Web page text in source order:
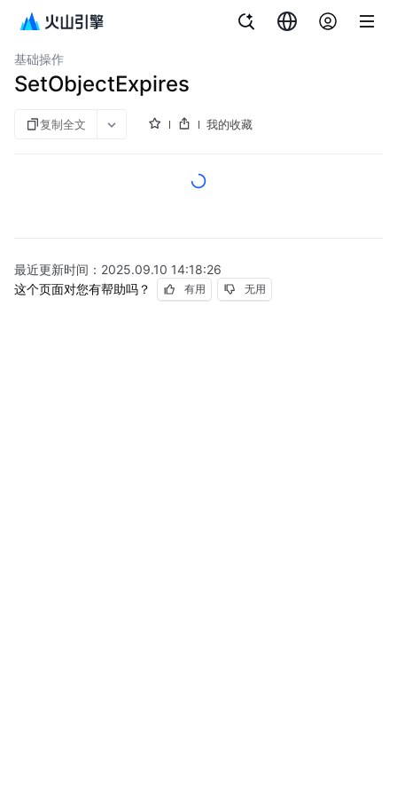
对象存储
基础操作
SetObjectExpires
复制全文 我的收藏
最近更新时间： 2025.09.10 14:18:26
这个页面对您有帮助吗？
有用 无用